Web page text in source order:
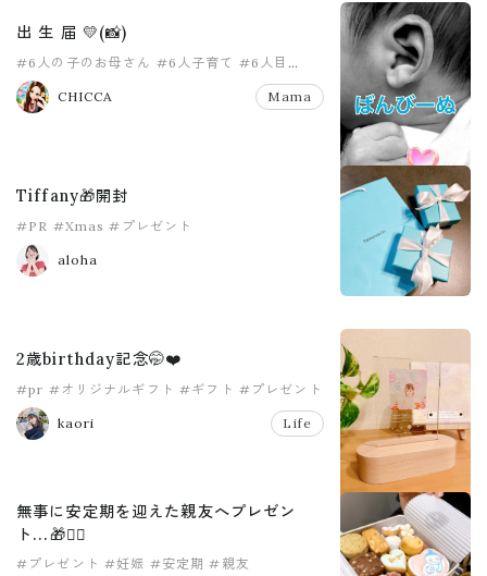
出 生 届 💛(📸)
#6人の子のお母さん #6人子育て #6人目
#ドキドキ
CHICCA
Mama
Tiffany🎁開封
#PR #Xmas #プレゼント
aloha
2歳birthday記念🤭❤️
#pr #オリジナルギフト #ギフト #プレゼント
#敬老の日
kaori
Life
無事に安定期を迎えた親友へプレゼン
ト...🎁❤️‍🔥
#プレゼント #妊娠 #安定期 #親友